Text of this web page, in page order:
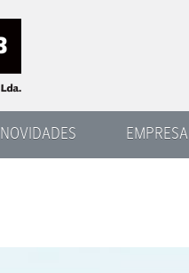
NOVIDADES EMPRESA